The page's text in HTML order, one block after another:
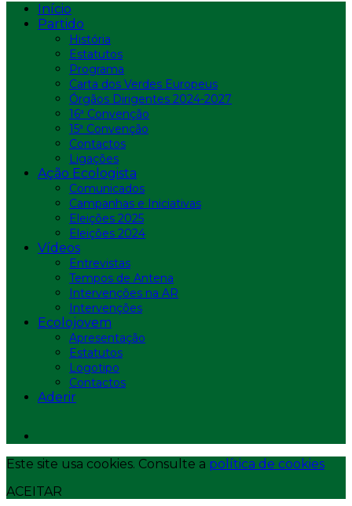
Início
Partido
História
Estatutos
Programa
Carta dos Verdes Europeus
Órgãos Dirigentes 2024-2027
16ª Convenção
15ª Convenção
Contactos
Ligações
Ação Ecologista
Comunicados
Campanhas e Iniciativas
Eleições 2025
Eleições 2024
Vídeos
Entrevistas
Tempos de Antena
Intervenções na AR
Intervenções
Ecolojovem
Apresentação
Estatutos
Logotipo
Contactos
Aderir
Este site usa cookies. Consulte a política de cookies
ACEITAR